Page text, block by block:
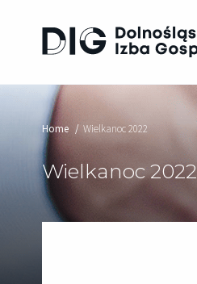
Home Wielkanoc 2022
Wielkanoc 2022